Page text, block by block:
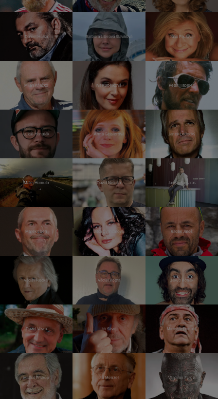
Daniel Hůlka Barbora Literová Slavíková Jana Paulová
Milan Kňažko Iva Kubelková Peter Habeler
Lukáš Hanulák Anna Geislerová Janek Ledecký
Matěj Homola David Netuka Jannis Samaras
Marek Eben Jitka Čvančarová Radek Jaroš
Václav Neckář Václav Kopta Jakub Kohák
David Vávra Jiří Stivín Miroslav Donutil
Michal Prokop Jiří Menzel Vladimír Franz